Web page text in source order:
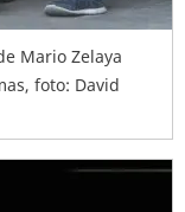
Mario Zelaya
foto: David